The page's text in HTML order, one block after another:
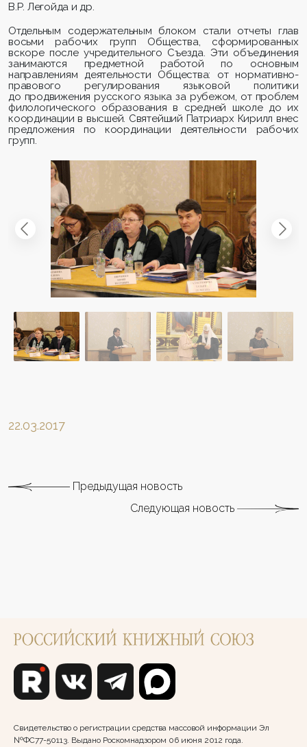
В.Р. Легойда и др.
Отдельным содержательным блоком стали отчеты глав
восьми рабочих групп Общества, сформированных
вскоре после учредительного Съезда. Эти объединения
занимаются предметной работой по основным
направлениям деятельности Общества: от нормативно-
правового регулирования языковой политики
до продвижения русского языка за рубежом, от проблем
филологического образования в средней школе до их
координации в высшей. Святейший Патриарх Кирилл внес
предложения по координации деятельности рабочих
групп.
22.03.2017
Предыдущая новость
Следующая новость
Свидетельство о регистрации средства массовой информации Эл
№ФС77-50113. Выдано Роскомнадзором 06 июня 2012 года.